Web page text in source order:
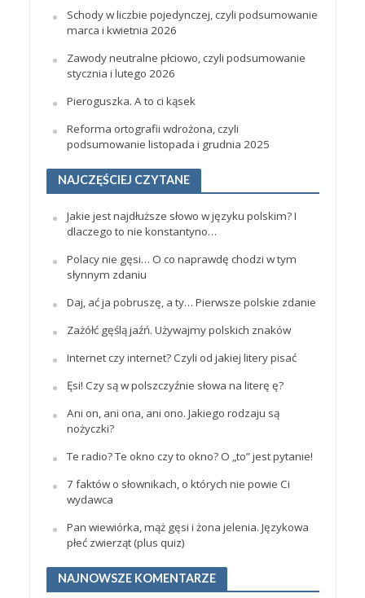
Schody w liczbie pojedynczej, czyli podsumowanie
marca i kwietnia 2026
Zawody neutralne płciowo, czyli podsumowanie
stycznia i lutego 2026
Pieroguszka. A to ci kąsek
Reforma ortografii wdrożona, czyli
podsumowanie listopada i grudnia 2025
NAJCZĘŚCIEJ CZYTANE
Jakie jest najdłuższe słowo w języku polskim? I
dlaczego to nie konstantyno…
Polacy nie gęsi… O co naprawdę chodzi w tym
słynnym zdaniu
Daj, ać ja pobruszę, a ty… Pierwsze polskie zdanie
Zażółć gęślą jaźń. Używajmy polskich znaków
Internet czy internet? Czyli od jakiej litery pisać
Ęsi! Czy są w polszczyźnie słowa na literę ę?
Ani on, ani ona, ani ono. Jakiego rodzaju są
nożyczki?
Te radio? Te okno czy to okno? O „to” jest pytanie!
7 faktów o słownikach, o których nie powie Ci
wydawca
Pan wiewiórka, mąż gęsi i żona jelenia. Językowa
płeć zwierząt (plus quiz)
NAJNOWSZE KOMENTARZE